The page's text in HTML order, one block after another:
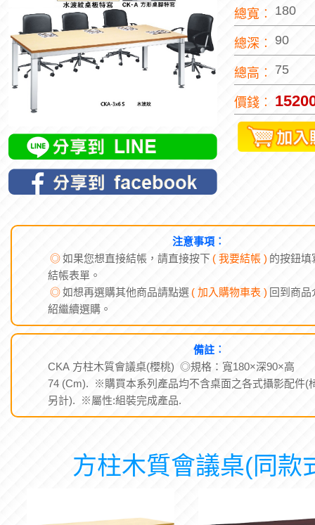
總寬︰ 180
總深︰ 90
總高︰ 75
價錢︰
注意事項︰
◎如果您想直接結帳，請直接按下 ( 我要結帳 ) 的按鈕填
結帳表單。
◎如想再選購其他商品請點選 ( 加入購物車表 ) 回到商品
紹繼續選購。
備註︰
CKA 方柱木質會議桌(櫻桃) ◎規格：寬180×深90×高
74 (Cm). ※購買本系列產品均不含桌面之各式攝影配件(
另計). ※屬性:組裝完成產品.
方柱木質會議桌(同款